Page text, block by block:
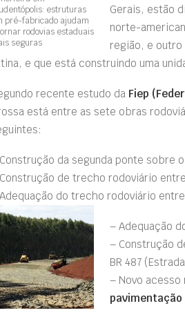
estruturas
pré-fabricado ajudam
rodovias estaduais
seguras
Gerais, estão
norte-
região, e outro
e que está construindo uma
recente estudo da Fiep
está entre as sete obras
da segunda ponte sobre
de trecho rodoviário
do trecho rodoviário entre
– Adequação
– Construção
BR 487
– Novo acesso